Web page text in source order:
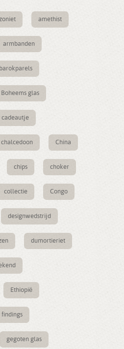
amethist
armbanden
barokparels
Boheems glas
cadeautje
chalcedoon China
chips choker
collectie Congo
designwedstrijd
dumortieriet
Ethiopië
findings
gegoten glas